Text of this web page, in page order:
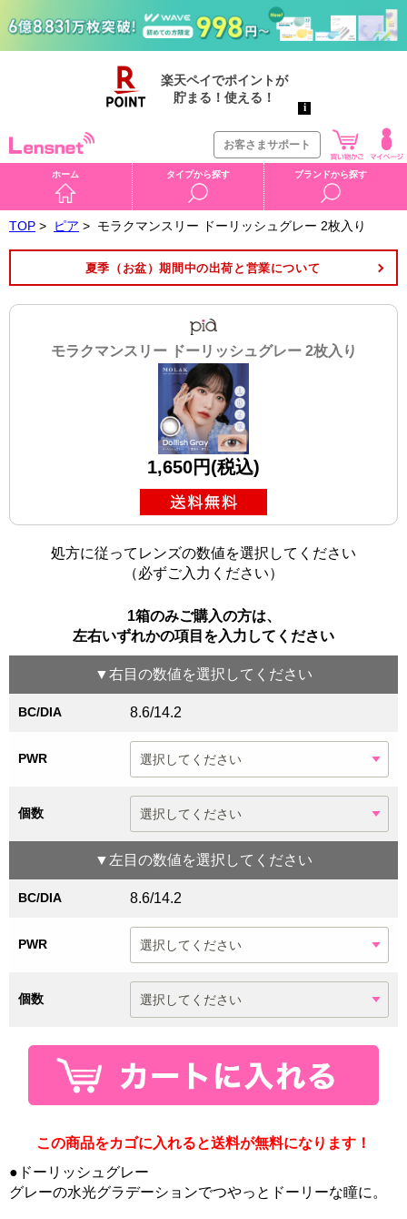
お客さまサポート
ホーム タイプから探す ブランドから探す
TOP > ピア > モラクマンスリー ドーリッシュグレー 2枚入り
夏季（お盆）期間中の出荷と営業について
モラクマンスリー ドーリッシュグレー 2枚入り
1,650円(税込)
処方に従ってレンズの数値を選択してください
（必ずご入力ください）
1箱のみご購入の方は、
左右いずれかの項目を入力してください
▼右目 の数値を選択してください
BC/DIA 8.6/14.2
PWR
個数
▼ 左目 の数値を選択してください
BC/DIA 8.6/14.2
PWR
個数
この商品をカゴに入れると送料が無料になります！
●ドーリッシュグレー
グレーの水光グラデーションでつやっとドーリーな瞳に。